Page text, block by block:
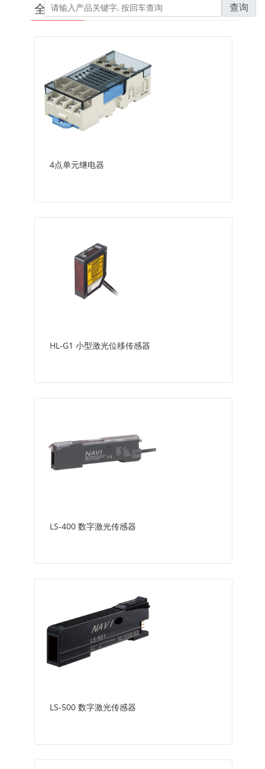
全类产品 查询
4点单元继电器
HL-G1 小型激光位移传感器
LS-400 数字激光传感器
LS-500 数字激光传感器